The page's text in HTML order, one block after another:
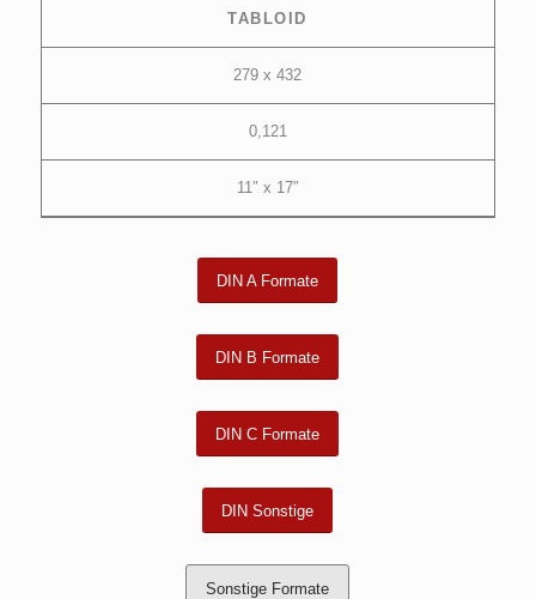
TABLOID
279 x 432
0,121
11″ x 17″
DIN A Formate
DIN B Formate
DIN C Formate
DIN Sonstige
Sonstige Formate